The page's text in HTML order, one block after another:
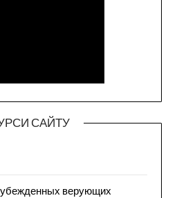
САЙТУ
верующих